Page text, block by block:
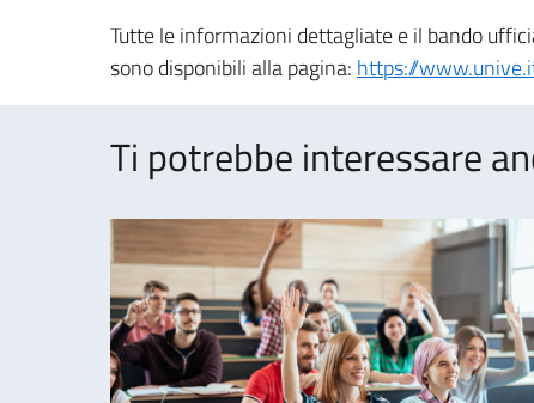
Tutte le informazioni dettagliate e il bando
sono disponibili alla pagina: https://
Ti potrebbe interessare